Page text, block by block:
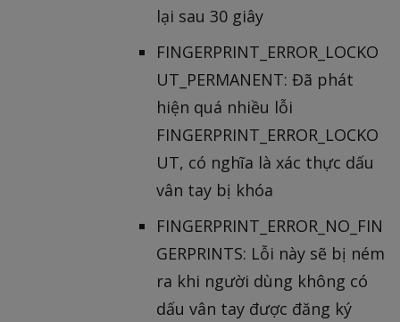
lại sau 30 giây
FINGERPRINT_ERROR_LOCKO
UT_PERMANENT: Đã phát
hiện quá nhiều lỗi
FINGERPRINT_ERROR_LOCKO
UT, có nghĩa là xác thực dấu
vân tay bị khóa
FINGERPRINT_ERROR_NO_FIN
GERPRINTS: Lỗi này sẽ bị ném
ra khi người dùng không có
dấu vân tay được đăng ký